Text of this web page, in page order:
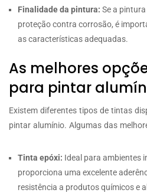
Finalidade da pintura: Se a
proteção contra corrosão, é
as características adequadas.
As melhores
para pintar
Existem diferentes tipos de tintas
pintar alumínio. Algumas das
Tinta epóxi: Ideal para ambientes
proporciona uma excelente
resistência a produtos químicos e